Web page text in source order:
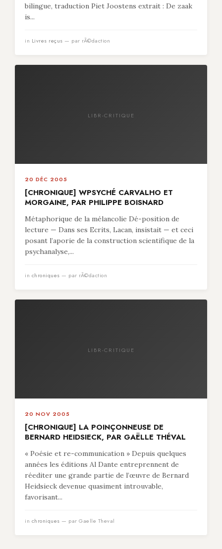
bilingue, traduction Piet Joostens extrait : De zaak
is...
in Livres reçus — par rÃ©daction
LIBR-CRITIQUE
20 DÉC 2005
[CHRONIQUE] WPSYCHÉ CARVALHO ET
MORGAINE, PAR PHILIPPE BOISNARD
Métaphorique de la mélancolie Dé-position de
lecture — Dans ses Ecrits, Lacan, insistait — et ceci
posant l’aporie de la construction scientifique de la
psychanalyse,...
in chroniques — par rÃ©daction
LIBR-CRITIQUE
20 NOV 2005
[CHRONIQUE] LA POINÇONNEUSE DE
BERNARD HEIDSIECK, PAR GAËLLE THÉVAL
« Poésie et re-communication » Depuis quelques
années les éditions Al Dante entreprennent de
réediter une grande partie de l’œuvre de Bernard
Heidsieck devenue quasiment introuvable,
favorisant...
in chroniques — par Gaelle Theval